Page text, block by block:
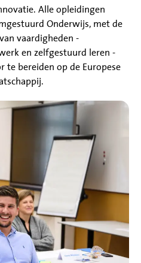
Alle opleidingen
Onderwijs, met de
vaardigheden -
en zelfgestuurd leren -
bereiden op de Europese